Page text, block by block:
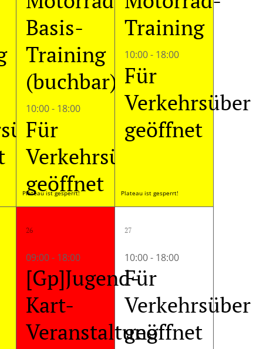
Basis-
Training
(buchbar)
10:00- 18:00
Für
Verkehrsüber
geöffnet
Plateau ist gesperrt!
Training
10:00- 18:00
Für
Verkehrsüber
geöffnet
Plateau ist gesperrt!
1
Veranstaltung,
26
09:00- 18:00
[Gp]Jugend-
Kart-
Veranstaltung
1
Veranstaltung,
27
10:00- 18:00
Für
Verkehrsüber
geöffnet